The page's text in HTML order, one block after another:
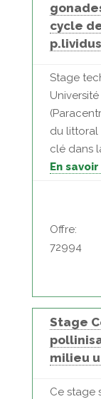
cycle
Stage
du littoral
clé dans
En
Offre:
72994
Stage
milieu
Ce stage